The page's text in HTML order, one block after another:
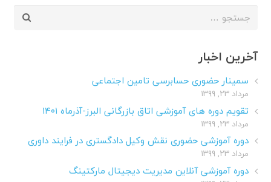
جستجو
آخرین اخبار
سمینار حضوری حسابرسی تامین اجتماعی
مرداد ۲۳, ۱۳۹۹
تقویم دوره های آموزشی اتاق بازرگانی البرز-آذرماه ۱۴۰۱
مرداد ۲۳, ۱۳۹۹
دوره آموزشی حضوری نقش وکیل دادگستری در فرایند داوری
مرداد ۲۳, ۱۳۹۹
دوره آموزشی آنلاین مدیریت دیجیتال مارکتینگ